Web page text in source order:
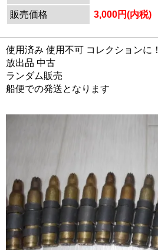
販売価格
3,000円(内税)
使用済み 使用不可 コレクションに！
放出品 中古
ランダム販売
船便での発送となります